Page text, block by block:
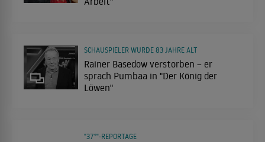
Rainer Basedow verstorben – er
sprach Pumbaa in "Der König der
Löwen"
SCHAUSPIELER WURDE 83 JAHRE ALT
"37°"-REPORTAGE